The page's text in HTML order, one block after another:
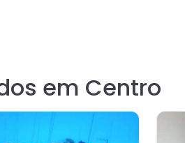
em Centro